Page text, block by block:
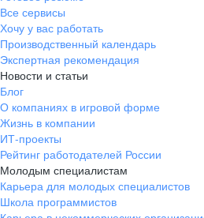
Все сервисы
Хочу у вас работать
Производственный календарь
Экспертная рекомендация
Новости и статьи
Блог
О компаниях в игровой форме
Жизнь в компании
ИТ-проекты
Рейтинг работодателей России
Молодым специалистам
Карьера для молодых специалистов
Школа программистов